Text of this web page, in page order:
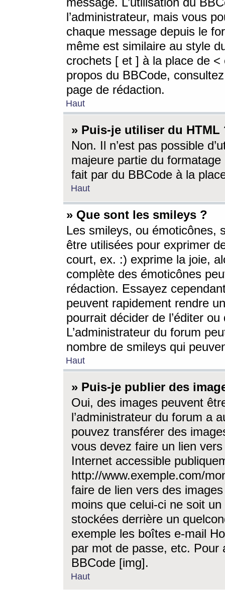
l’administrateur, mais vous
chaque message depuis le
même est similaire au style
crochets [ et ] à la place de <
propos du BBCode,
page de rédaction.
Haut
» Puis-je utiliser du HTML
Non. Il n’est pas possible
majeure partie du
fait par du BBCode à la
Haut
» Que sont les smileys ?
Les smileys, ou émoticônes,
être utilisées pour exprimer
court, ex. :) exprime la joie,
complète des émoticônes
rédaction. Essayez
peuvent rapidement rendre
pourrait décider de l’éditer
L’administrateur du forum
nombre de smileys qui
Haut
» Puis-je publier des
Oui, des images peuvent
l’administrateur du forum a
pouvez transférer des
vous devez faire un lien
Internet accessible
http://www.exemple.com/
faire de lien vers des
moins que celui-ci ne soit
stockées derrière un
exemple les boîtes e-mail
par mot de passe, etc. Pour
BBCode [img].
Haut